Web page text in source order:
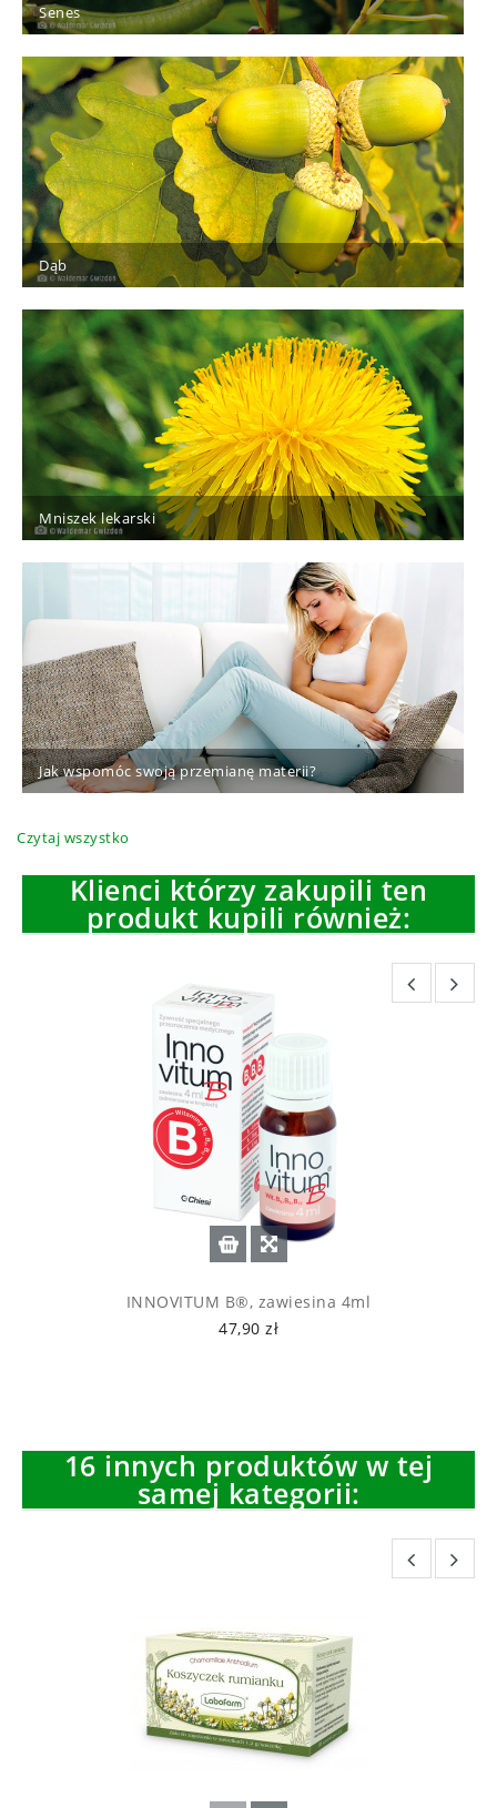
Senes
Dąb
Mniszek lekarski
Jak wspomóc swoją przemianę materii?
Czytaj wszystko
Klienci którzy zakupili ten
produkt kupili również:
INNOVITUM B®, zawiesina 4ml
47,90 zł
16 innych produktów w tej
samej kategorii: